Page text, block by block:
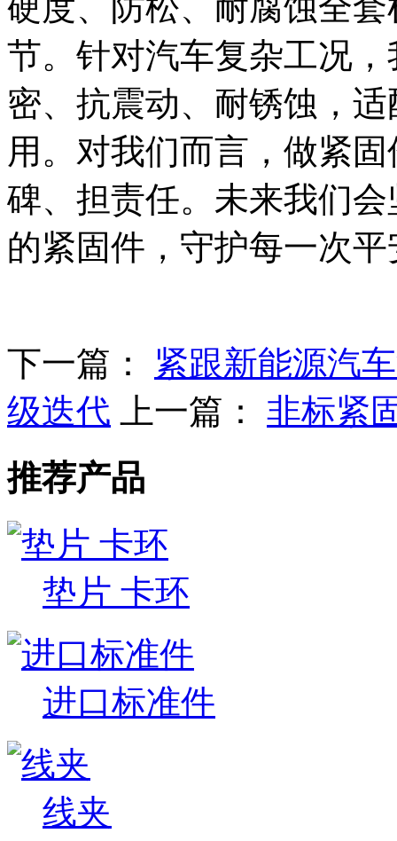
节。针对汽车复杂工况
密、抗震动、耐锈蚀，
用。对我们而言，做紧
碑、担责任。未来我们
的紧固件，守护每一次
下一篇： 紧跟新能源汽
级迭代
上一篇： 非标紧
推荐产品
垫片 卡环
进口标准件
线夹